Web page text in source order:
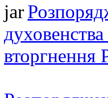
духовенства
вторгнення